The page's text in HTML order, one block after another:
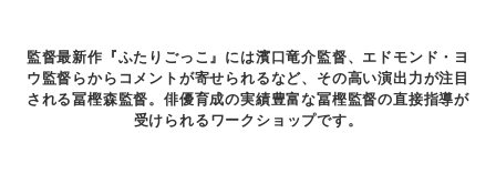
監督最新作『ふたりごっこ』には濱口竜介監督、エドモンド・ヨ
ウ監督らからコメントが寄せられるなど、その高い演出力が注目
される冨樫森監督。俳優育成の実績豊富な冨樫監督の直接指導が
受けられるワークショップです。